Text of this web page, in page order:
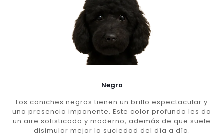
Negro
Los caniches negros tienen un brillo espectacular y
una presencia imponente. Este color profundo les da
un aire sofisticado y moderno, además de que suele
disimular mejor la suciedad del día a día.